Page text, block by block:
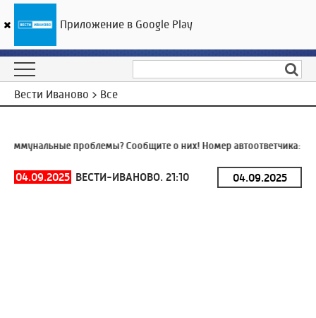
ГТРК «Ивтелерадио»
Вести Иваново > Все
проблемы? Сообщите о них! Номер автоответчика:8
04.09.2025 ВЕСТИ-ИВАНОВО. 21:10
Приложение в Google Play